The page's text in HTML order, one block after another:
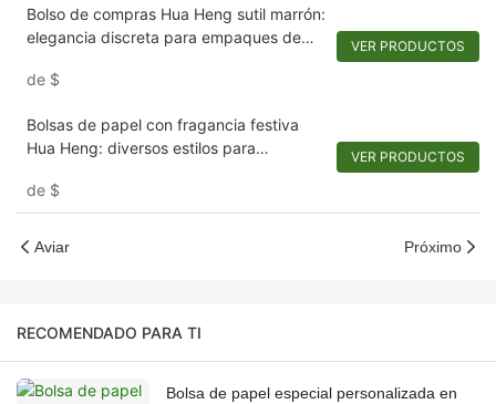
Bolso de compras Hua Heng sutil marrón:
elegancia discreta para empaques de
de $
VER PRODUCTOS
Bolsas de papel con fragancia festiva
Hua Heng: diversos estilos para
de $
VER PRODUCTOS
Aviar Próximo
RECOMENDADO PARA TI
Bolsa de papel especial personalizada en